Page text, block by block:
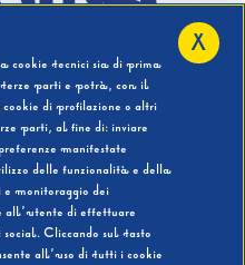
18 Anni?
NO
cookie tecnici sia di prima
parti e potrà, con il
di profilazione o altri
parti, al fine di: inviare
manifestate
delle funzionalità e della
monitoraggio dei
all’utente di effettuare
social. Cliccando sul tasto
all’uso di tutti i cookie
X